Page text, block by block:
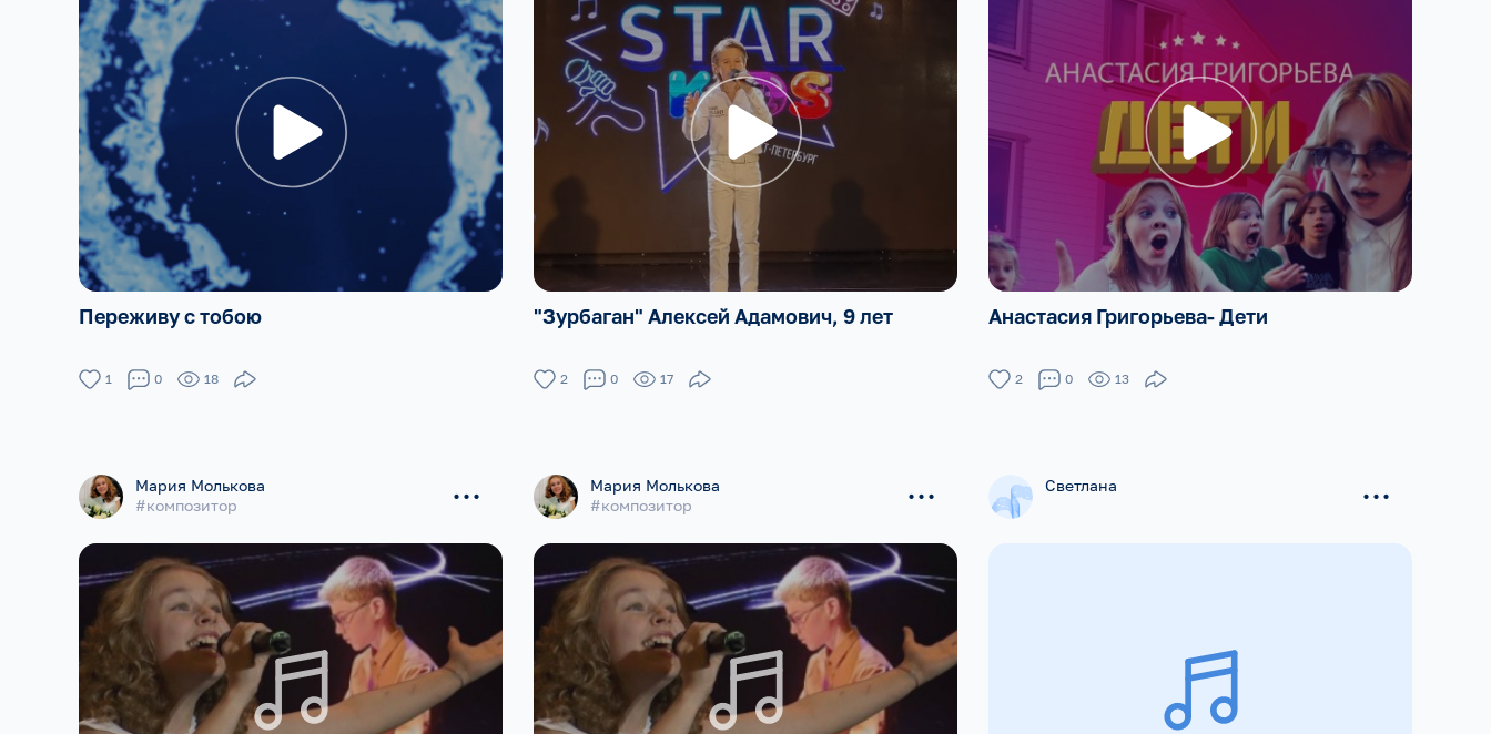
Переживу с тобою
1 0 18
"Зурбаган" Алексей Адамович, 9 лет
2 0 17
Анастасия Григорьева- Дети
2 0 13
Мария Молькова
#композитор
...
Мария Молькова
#композитор
... Светлана ...